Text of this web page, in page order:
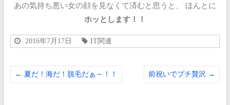
あの気持ち悪い女の顔を見なくて済むと思うと、
ほんとに
ホッとします！！
2016年7月17日 IT関連
← 夏だ！海だ！脱毛だぁ～！！ 前祝いでプチ贅沢 →